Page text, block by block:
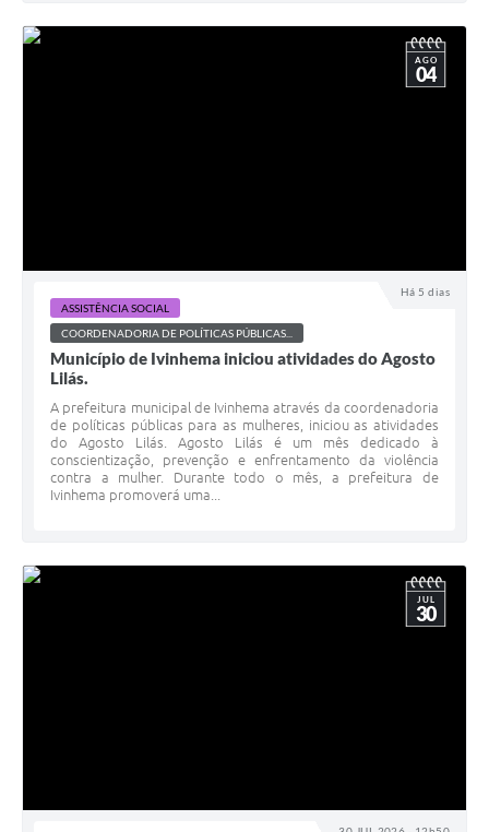
Há 5 dias
AGO
04
ASSISTÊNCIA SOCIAL
COORDENADORIA DE POLÍTICAS PÚBLICAS...
Município de Ivinhema iniciou atividades do Agosto
Lilás.
A prefeitura municipal de Ivinhema através da coordenadoria
de políticas públicas para as mulheres, iniciou as atividades
do Agosto Lilás. Agosto Lilás é um mês dedicado à
conscientização, prevenção e enfrentamento da violência
contra a mulher. Durante todo o mês, a prefeitura de
Ivinhema promoverá uma...
JUL
30